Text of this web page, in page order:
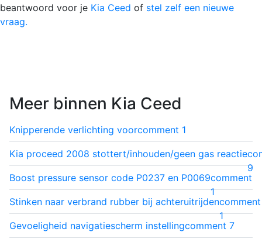
beantwoord voor je Kia Ceed of stel zelf een nieuwe
vraag.
Meer binnen Kia Ceed
Knipperende verlichting voorcomment 1
Kia proceed 2008 stottert/inhouden/geen gas reactie
9
Boost pressure sensor code P0237 en P0069comment
1
Stinken naar verbrand rubber bij achteruitrijdencomment
1
Gevoeligheid navigatiescherm instellingcomment 7